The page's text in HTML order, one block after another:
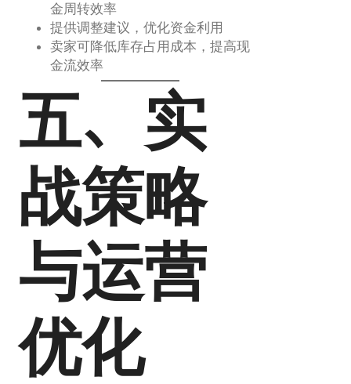
金周转效率
提供调整建议，优化资金利用
卖家可降低库存占用成本，提高现
金流效率
五、实
战策略
与运营
优化